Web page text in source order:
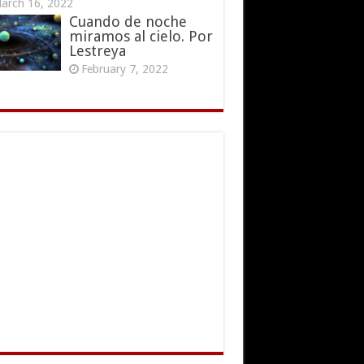
16, 2022
Cuando de noche
miramos al cielo. Por
Lestreya
February 7, 2022